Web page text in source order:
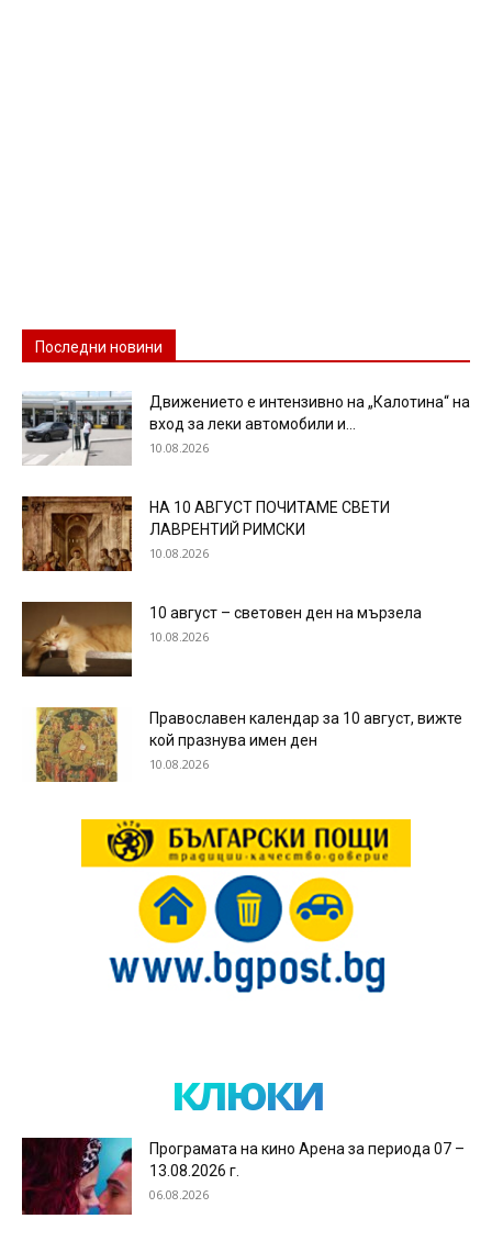
Последни новини
Движението е интензивно на „Калотина“ на
вход за леки автомобили и...
10.08.2026
НА 10 АВГУСТ ПОЧИТАМЕ СВЕТИ
ЛАВРЕНТИЙ РИМСКИ
10.08.2026
10 август – световен ден на мързела
10.08.2026
Православен календар за 10 август, вижте
кой празнува имен ден
10.08.2026
клюки
Програмата на кино Арена за периода 07 –
13.08.2026 г.
06.08.2026